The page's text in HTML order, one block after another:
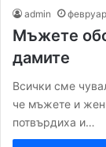
admin
Мъжете
дамите
Всички сме
че мъжете и
потвърдиха и…